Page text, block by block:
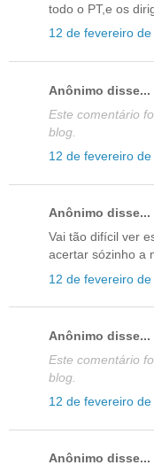
todo o PT,e os
12 de fevereiro
Anônimo disse...
Este comentário
blog.
12 de fevereiro
Anônimo disse...
Vai tão difícil ver
acertar sózinho a
12 de fevereiro
Anônimo disse...
Este comentário
blog.
12 de fevereiro
Anônimo disse...